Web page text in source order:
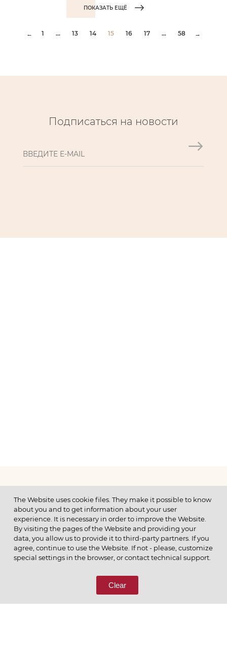
ПОКАЗАТЬ ЕЩЁ
← 1 ... 13 14 15 16 17 ... 58 →
Подписаться на новости
МЕНЮ
© 2026 ОАО
ПОЗВОНИТЕ НАМ
8 (800) 333-65-66
The Website uses cookie files. They make it possible to know
about you and to get information about your user
experience. It is necessary in order to improve the Website.
By visiting the pages of the Website and providing your
data, you allow us to provide it to third-party partners. If you
agree, continue to use the Website. If not - please, customize
special settings in the browser, or contact technical support.
Clear